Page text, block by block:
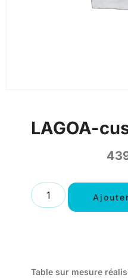
LAGOA-
Table sur mesure